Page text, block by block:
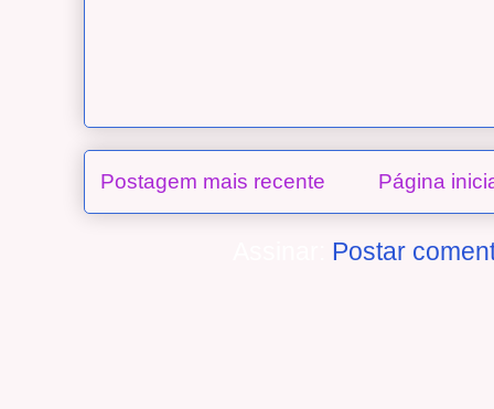
Postagem mais recente Página
Postar